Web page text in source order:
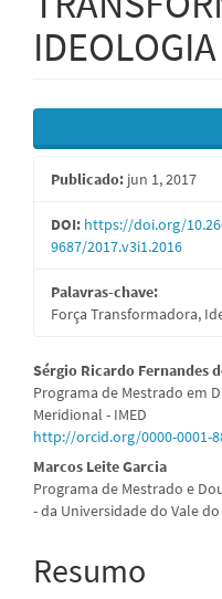
Barra
lateral
de
artigos
Publicado: jun 1, 2017
DOI: https://doi.org/
9687/2017.v3i1.2016
Palavras-chave:
Força Transformadora,
Conteúdo
do
artigo
principal
Sérgio Ricardo Fernandes
Programa de Mestrado em
Meridional - IMED
http://orcid.org/0000-0001-
Marcos Leite Garcia
Programa de Mestrado e
- da Universidade do Vale
Resumo